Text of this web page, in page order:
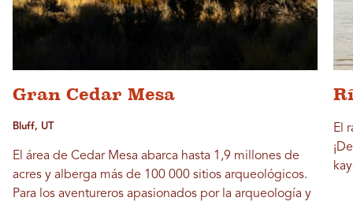
Gran Cedar Mesa
Bluff, UT
El área de Cedar Mesa abarca hasta 1,9 millones de
acres y alberga más de 100 000 sitios arqueológicos.
Para los aventureros apasionados por la arqueología y
El